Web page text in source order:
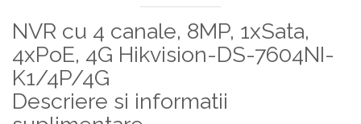
NVR cu 4 canale, 8MP, 1xSata,
4xPoE, 4G Hikvision-DS-7604NI-
K1/4P/4G
Descriere si informatii